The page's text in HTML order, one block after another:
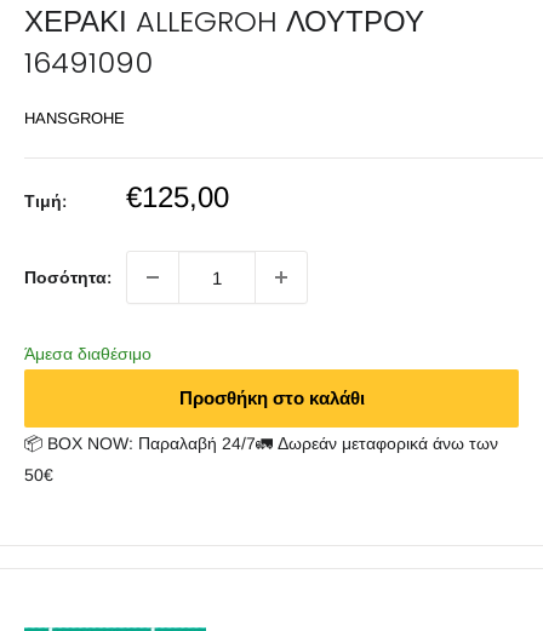
ΧΕΡΑΚΙ ALLEGROH ΛΟΥΤΡΟΥ
16491090
HANSGROHE
Τιμή:
Sale
€125,00
Ποσότητα:
Άμεσα διαθέσιμο
Προσθήκη στο καλάθι
📦 BOX NOW: Παραλαβή 24/7🚛 Δωρεάν μεταφορικά άνω των
50€